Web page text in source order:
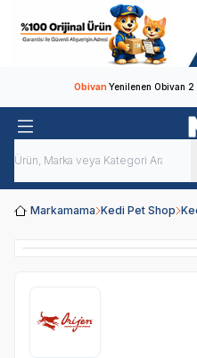
ObivanYenilenen Obivan 2
Markamama Kedi Pet Shop